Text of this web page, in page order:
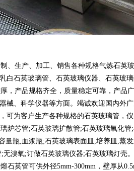
、生产、加工、销售各种规格气炼石英
白石英玻璃管、石英玻璃仪器、石英玻璃
，产品规格齐全，质量稳定可靠，产品
械、科学仪器等方面。竭诚欢迎国内外
可为客户生产各种规格的石英玻璃管，
炉芯管;石英玻璃扩散管;石英玻璃氧化
量瓶,血浆瓶;石英玻璃表面皿,培养皿,蒸
溴氧;订做石英玻璃仪器;石英玻璃灯壳。
石英管可供外径5mm-300mm，壁厚从